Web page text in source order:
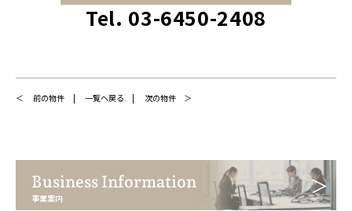
Tel. 03-6450-2408
前の物件 一覧へ戻る 次の物件
Business Information
事業案内